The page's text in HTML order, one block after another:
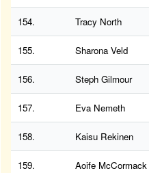
154. Tracy North
155. Sharona Veld
156. Steph Gilmour
157. Eva Nemeth
158. Kaisu Rekinen
159. Aoife McCormack